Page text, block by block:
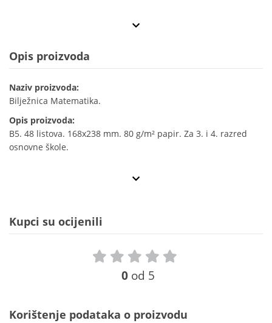
Opis proizvoda
Naziv proizvoda:
Bilježnica Matematika.
Opis proizvoda:
B5. 48 listova. 168x238 mm. 80 g/m² papir. Za 3. i 4. razred
osnovne škole.
Kupci su ocijenili
0 od 5
Korištenje podataka o proizvodu